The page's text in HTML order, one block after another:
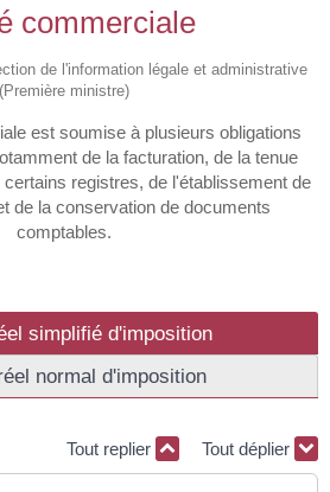
commerciale
de l'information légale et administrative
(Première ministre)
est soumise à plusieurs obligations
de la facturation, de la tenue
registres, de l'établissement de
de la conservation de documents
comptables.
simplifié d'imposition
normal d'imposition
Tout replier Tout déplier